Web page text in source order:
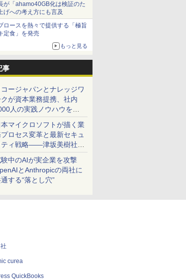
が「ahamo40GB化は検証のた
げへの考え方にも言及
ロースを熱々で提供する「極旨
定食」を発売
もっと見る
事
コージャパンとナレッジワ
クが資本業務提携、社内
人の実践ノウハウを生
た「AI商談記録 for
」を展開へ
本マイクロソフトが描く業
ロセス変革と最新セキュ
ティ戦略――津坂美樹社長
年度戦略を説明
中のAIが実企業を攻撃
とAnthropicの両社に
する“落とし穴”
curea
QuickBooks